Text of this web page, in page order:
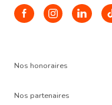
Nos honoraires
Nos partenaires